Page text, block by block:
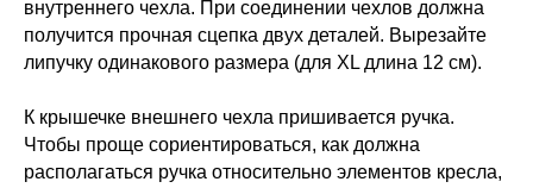
внутреннего чехла. При соединении чехлов должна
получится прочная сцепка двух деталей. Вырезайте
липучку одинакового размера (для XL длина 12 см).
К крышечке внешнего чехла пришивается ручка.
Чтобы проще сориентироваться, как должна
располагаться ручка относительно элементов кресла,